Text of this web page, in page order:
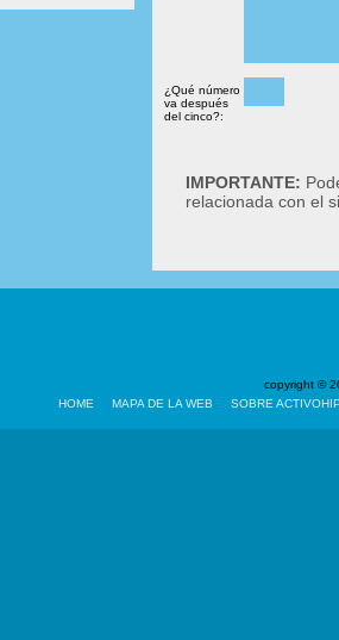
¿Qué número
va después
del cinco?:
IMPORTANTE:
relacionada con el
copyright ©
HOME
MAPA DE LA WEB SOBRE